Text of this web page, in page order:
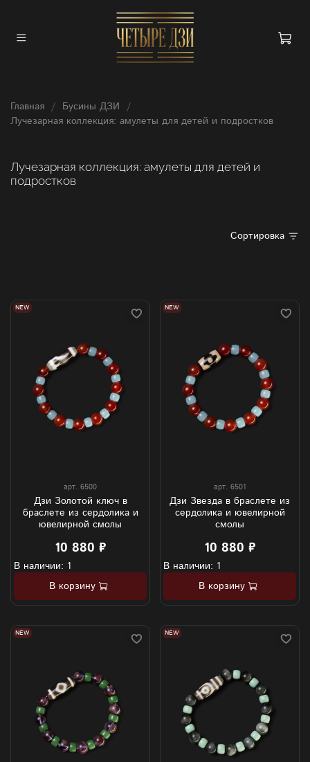
Главная
Бусины ДЗИ
Лучезарная коллекция: амулеты для детей и подростков
Лучезарная коллекция: амулеты для детей и
подростков
Сортировка
NEW
арт. 6500
Дзи Золотой ключ в
браслете из сердолика и
ювелирной смолы
10 880 ₽
В наличии: 1
В корзину
NEW
арт. 6501
Дзи Звезда в браслете из
сердолика и ювелирной
смолы
10 880 ₽
В наличии: 1
В корзину
NEW NEW